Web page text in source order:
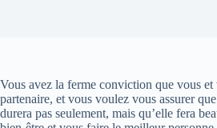
Vous avez la ferme conviction que vous et
partenaire, et vous voulez vous assurer
durera pas seulement, mais qu’elle fera